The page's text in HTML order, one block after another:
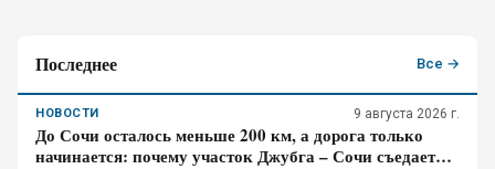
Последнее Все →
НОВОСТИ 9 августа 2026 г.
До Сочи осталось меньше 200 км, а дорога только
начинается: почему участок Джубга – Сочи съедает